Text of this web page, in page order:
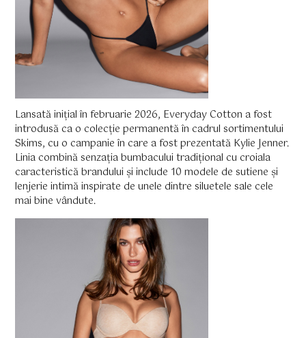
Lansată inițial în februarie 2026, Everyday Cotton a fost
introdusă ca o colecție permanentă în cadrul sortimentului
Skims, cu o campanie în care a fost prezentată Kylie Jenner.
Linia combină senzația bumbacului tradițional cu croiala
caracteristică brandului și include 10 modele de sutiene și
lenjerie intimă inspirate de unele dintre siluetele sale cele
mai bine vândute.